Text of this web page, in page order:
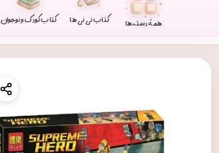
همهٔ دسته‌ها کتاب نی نی ها کتاب کودک و نوجوان